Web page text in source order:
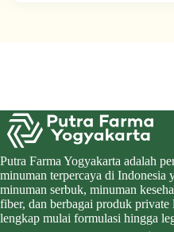
Putra Farma Yogyakarta adalah
minuman terpercaya di Indonesia
minuman serbuk, minuman
fiber, dan berbagai produk private
lengkap mulai formulasi hingga